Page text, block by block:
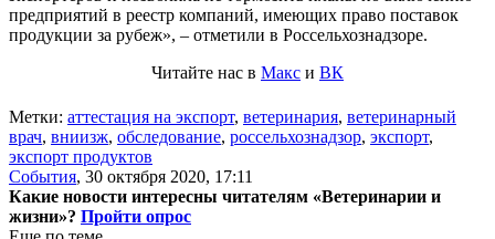
предприятий в реестр компаний, имеющих право поставок
продукции за рубеж», – отметили в Россельхознадзоре.
Читайте нас в Макс и ВК
Метки: аттестация на экспорт, ветеринария, ветеринарный
врач, вниизж, обследование, россельхознадзор, экспорт,
экспорт продуктов
События, 30 октября 2020, 17:11
Какие новости интересны читателям «Ветеринарии и
жизни»? Пройти опрос